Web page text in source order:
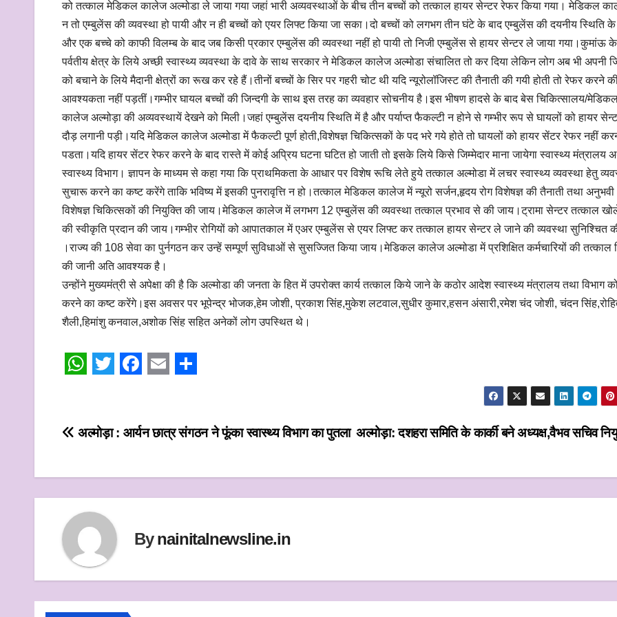
को तत्काल मेडिकल कालेज अल्मोडा ले जाया गया जहां भारी अव्यवस्थाओं के बीच तीन बच्चों को तत्काल हायर सेन्टर रेफर किया गया। मेडिकल
न तो एम्बुलेंस की व्यवस्था हो पायी और न ही बच्चों को एयर लिफ्ट किया जा सका।दो बच्चों को लगभग तीन घंटे के बाद एम्बुलेंस की दयनीय स्थिति
और एक बच्चे को काफी विलम्ब के बाद जब किसी प्रकार एम्बुलेंस की व्यवस्था नहीं हो पायी तो निजी एम्बुलेंस से हायर सेन्टर ले जाया गया।कुमांऊ के
पर्वतीय क्षेत्र के लिये अच्छी स्वास्थ्य व्यवस्था के दावे के साथ सरकार ने मेडिकल कालेज अल्मोडा संचालित तो कर दिया लेकिन लोग अब भी अपनी
को बचाने के लिये मैदानी क्षेत्रों का रूख कर रहे हैं।तीनों बच्चों के सिर पर गहरी चोट थी यदि न्यूरोलॉजिस्ट की तैनाती की गयी होती तो रेफर करने
आवश्यकता नहीं पड़तीं।गम्भीर घायल बच्चों की जिन्दगी के साथ इस तरह का व्यवहार सोचनीय है।इस भीषण हादसे के बाद बेस चिकित्सालय/
कालेज अल्मोड़ा की अव्यवस्थायें देखने को मिली।जहां एम्बुलेंस दयनीय स्थिति में है और पर्याप्त फैकल्टी न होने से गम्भीर रूप से घायलों को हायर
दौड़ लगानी पड़ी।यदि मेडिकल कालेज अल्मोडा में फैकल्टी पूर्ण होती,विशेषज्ञ चिकित्सकों के पद भरे गये होते तो घायलों को हायर सेंटर रेफर नहीं
पडता।यदि हायर सेंटर रेफर करने के बाद रास्ते में कोई अप्रिय घटना घटित हो जाती तो इसके लिये किसे जिम्मेदार माना जायेगा स्वास्थ्य मंत्रालय
स्वास्थ्य विभाग। ज्ञापन के माध्यम से कहा गया कि प्राथमिकता के आधार पर विशेष रूचि लेते हुये तत्काल अल्मोडा में लचर स्वास्थ्य व्यवस्था हेतु
सुचारू करने का कष्ट करेंगे ताकि भविष्य में इसकी पुनरावृत्ति न हो।तत्काल मेडिकल कालेज में न्यूरो सर्जन,हृदय रोग विशेषज्ञ की तैनाती तथा अनुभवी
विशेषज्ञ चिकित्सकों की नियुक्ति की जाय।मेडिकल कालेज में लगभग 12 एम्बुलेंस की व्यवस्था तत्काल प्रभाव से की जाय।ट्रामा सेन्टर तत्काल
की स्वीकृति प्रदान की जाय।गम्भीर रोगियों को आपातकाल में एअर एम्बुलेंस से एयर लिफ्ट कर तत्काल हायर सेन्टर ले जाने की व्यवस्था सुनिश्चित
।राज्य की 108 सेवा का पुर्नगठन कर उन्हें सम्पूर्ण सुविधाओं से सुसज्जित किया जाय।मेडिकल कालेज अल्मोडा में प्रशिक्षित कर्मचारियों की तत्काल
की जानी अति आवश्यक है।
उन्होंने मुख्यमंत्री से अपेक्षा की है कि अल्मोडा की जनता के हित में उपरोक्त कार्य तत्काल किये जाने के कठोर आदेश स्वास्थ्य मंत्रालय तथा विभाग को
करने का कष्ट करेंगे।इस अवसर पर भूपेन्द्र भोजक,हेम जोशी, प्रकाश सिंह,मुकेश लटवाल,सुधीर कुमार,हसन अंसारी,रमेश चंद जोशी, चंदन
शैली,हिमांशु कनवाल,अशोक सिंह सहित अनेकों लोग उपस्थित थे।
a
s
A
p
i
t
e
r
c
b
o
a
l
a
e
Post
अल्मोड़ा: दशहरा समिति के कार्की बने अध्यक्ष,वैभव सचिव
अल्मोड़ा : आर्यन छात्र संगठन ने फूंका स्वास्थ्य विभाग का पुतला
Bynainitalnewsline.in